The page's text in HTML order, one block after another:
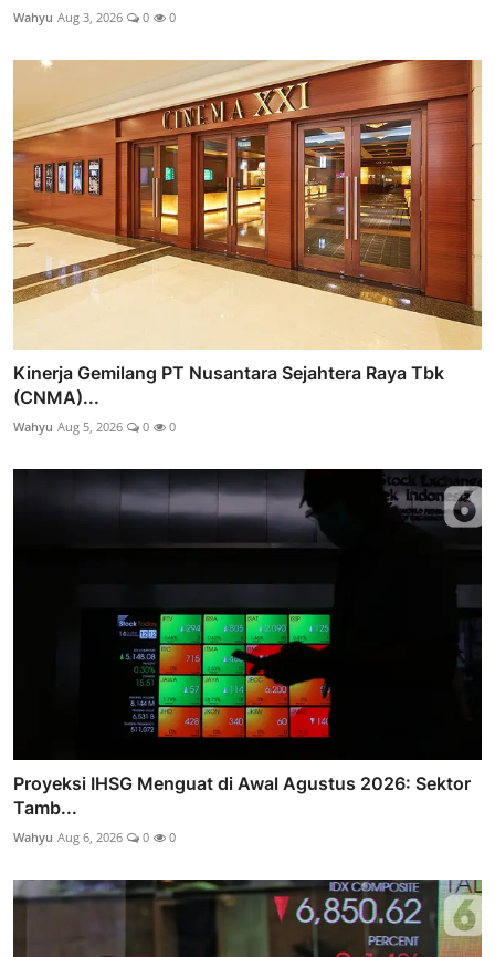
Wahyu Aug 3, 2026 0 0
Kinerja Gemilang PT Nusantara Sejahtera Raya Tbk
(CNMA)...
Wahyu Aug 5, 2026 0 0
Proyeksi IHSG Menguat di Awal Agustus 2026: Sektor
Tamb...
Wahyu Aug 6, 2026 0 0